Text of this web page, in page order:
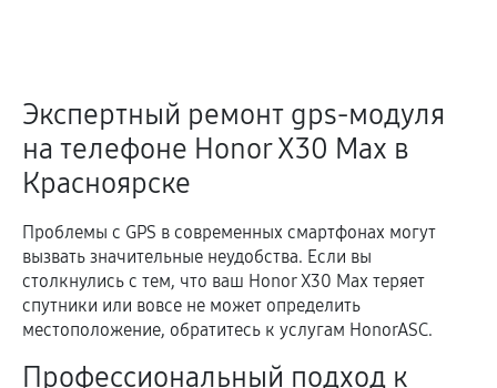
Экспертный ремонт gps-модуля
на телефоне Honor X30 Max в
Красноярске
Проблемы с GPS в современных смартфонах могут
вызвать значительные неудобства. Если вы
столкнулись с тем, что ваш Honor X30 Max теряет
спутники или вовсе не может определить
местоположение, обратитесь к услугам HonorASC.
Профессиональный подход к